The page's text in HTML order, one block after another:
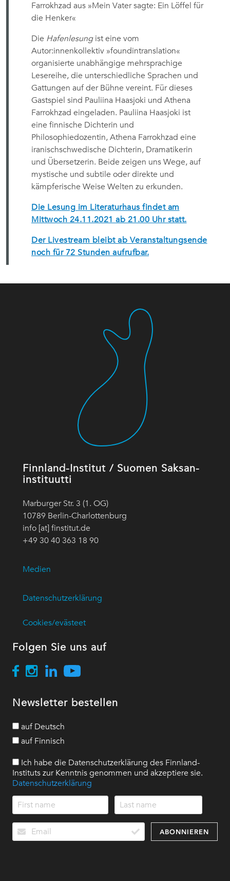
Farrokhzad aus »Mein Vater sagte: Ein Löffel für
die Henker«
Die Hafenlesungist eine vom
Autor:innenkollektiv »foundintranslation«
organisierte unabhängige mehrsprachige
Lesereihe, die unterschiedliche Sprachen und
Gattungen auf der Bühne vereint. Für dieses
Gastspiel sind Pauliina Haasjoki und Athena
Farrokhzad eingeladen. Pauliina Haasjoki ist
eine finnische Dichterin und
Philosophiedozentin, Athena Farrokhzad eine
iranischschwedische Dichterin, Dramatikerin
und Übersetzerin. Beide zeigen uns Wege, auf
mystische und subtile oder direkte und
kämpferische Weise Welten zu erkunden.
Die Lesung im Literaturhaus findet am
Mittwoch 24.11.2021 ab 21.00 Uhr statt.
Der Livestream bleibt ab Veranstaltungsende
noch für 72 Stunden aufrufbar.
Finnland-Institut / Suomen Saksan-
instituutti
Marburger Str. 3 (1. OG)
10789 Berlin-Charlottenburg
info [at] finstitut.de
+49 30 40 363 18 90
Medien
Datenschutzerklärung
Cookies/evästeet
Folgen Sie uns auf
Newsletter bestellen
auf Deutsch
auf Finnisch
Ich habe die Datenschutzerklärung des Finnland-
Instituts zur Kenntnis genommen und akzeptiere sie.
Datenschutzerklärung
ABONNIEREN